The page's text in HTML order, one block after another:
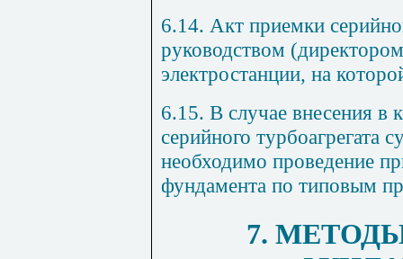
6.14. Акт приемки
руководством
электростанции, на
6.15. В случае внесения в
серийного турбоагрегата
необходимо проведение
фундамента по типовым
7.